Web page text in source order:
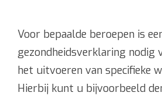
Voor bepaalde beroepen is
gezondheidsverklaring nodig
het uitvoeren van specifieke
Hierbij kunt u bijvoorbeeld